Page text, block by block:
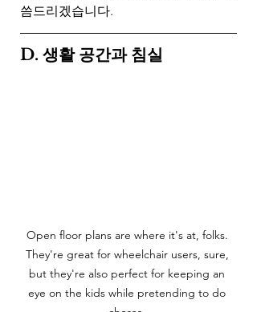
씀드리겠습니다.
D. 생활 공간과 침실
Open floor plans are where it's at, folks.
They're great for wheelchair users, sure,
but they're also perfect for keeping an
eye on the kids while pretending to do